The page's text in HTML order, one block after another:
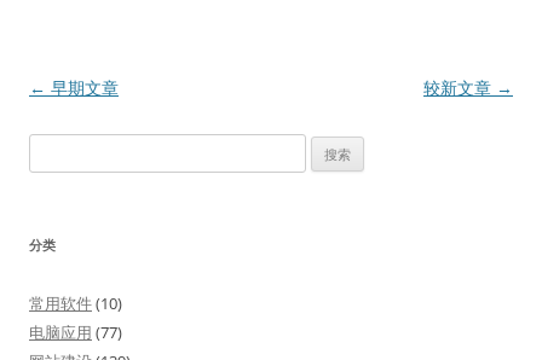
文
← 早期文章 较新文章 →
索：
分类
常用软件(10)
电脑应用 (77)